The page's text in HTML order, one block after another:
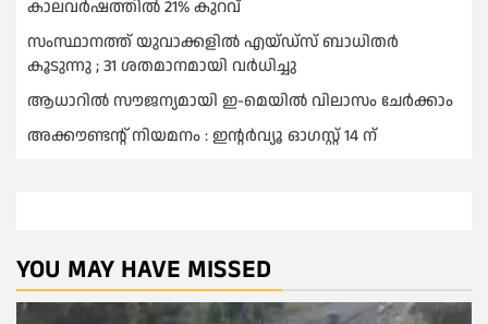
കാലവര്‍ഷത്തില്‍ 21% കുറവ്
സംസ്ഥാനത്ത് യുവാക്കളില്‍ എയ്ഡ്സ് ബാധിതര്‍
കൂടുന്നു ; 31 ശതമാനമായി വർധിച്ചു
ആധാറിൽ സൗജന്യമായി ഇ-മെയിൽ വിലാസം ചേർക്കാം
അക്കൗണ്ടന്റ് നിയമനം : ഇൻ്റർവ്യൂ ഓഗസ്റ്റ് 14 ന്
YOU MAY HAVE MISSED